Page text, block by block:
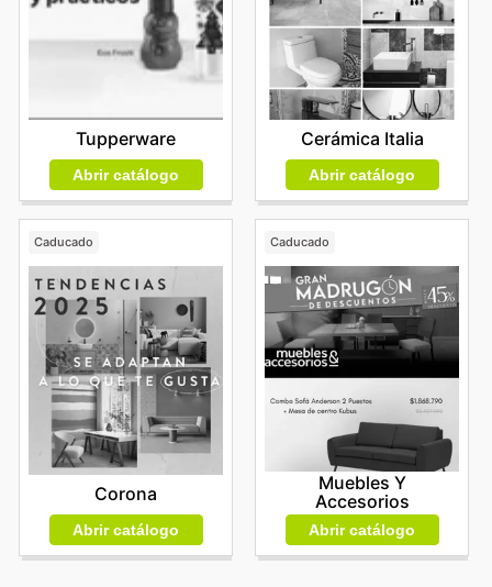
Tupperware
Abrir catálogo
Cerámica Italia
Abrir catálogo
Caducado
Corona
Abrir catálogo
Caducado
Muebles Y
Accesorios
Abrir catálogo